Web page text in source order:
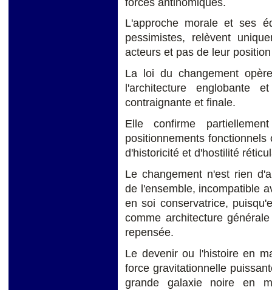
L'approche morale et ses
pessimistes, relèvent
acteurs et pas de leur
La loi du changement
l'architecture englobante
contraignante et finale.
Elle confirme
positionnements
d'historicité et d'hostilité
Le changement n'est rien
de l'ensemble, incompatible
en soi conservatrice,
comme architecture
repensée.
Le devenir ou l'histoire en
force gravitationnelle
grande galaxie noire en